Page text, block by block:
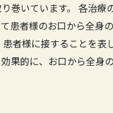
巻いています。 各治療
患者様のお口から全身
者様に接することを表
果的に、お口から全身